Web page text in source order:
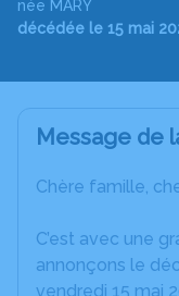
née MARY
décédée le 15 mai
Message de
Chère famille,
C’est avec une
annonçons le
vendredi 15 mai